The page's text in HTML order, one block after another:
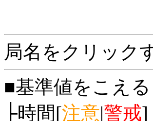
局名をクリック
■基準値をこえ
├時間[注意|警戒]